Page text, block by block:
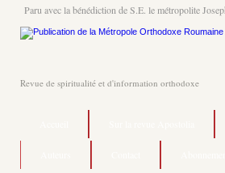
Paru avec la bénédiction de S.E. le métropolite
Revue de spiritualité et d'information orthodoxe